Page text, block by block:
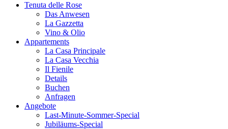
Tenuta delle Rose
Das Anwesen
La Gazzetta
Vino & Olio
Appartements
La Casa Principale
La Casa Vecchia
Il Fienile
Details
Buchen
Anfragen
Angebote
Last-Minute-Sommer-Special
Jubiläums-Special